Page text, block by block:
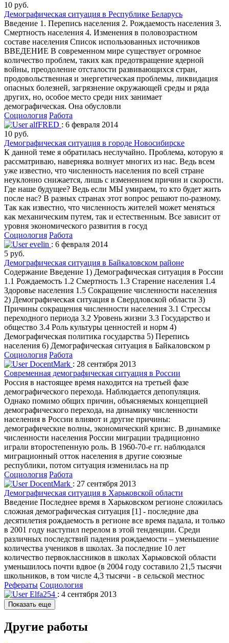
10 руб.
Демографическая ситуация в Республике Беларусь
Введение 1. Перепись населения 2. Рождаемость населения 3.
Смертность населения 4. Изменения в половозрастном
составе населения Список использованных источников
ВВЕДЕНИЕ В современном мире существует огромное
количество проблем, таких как предотвращение ядерной
войны, преодоление отсталости развивающихся стран,
продовольственная и энергетическая проблемы, ликвидация
опасных болезней, загрязнение окружающей среды и ряда
других, но, особое место среди них занимает
демографическая. Она обусловли
Социология Работа
alfFRED : 6 февраля 2014
10 руб.
Демографическая ситуация в городе Новосибирске
К данной теме я обратилась неслучайно. Проблема, которую я
рассматриваю, наверняка волнует многих из нас. Ведь всем
уже известно, что численность населения по всей стране
неуклонно снижается, лишь с изменением причин и скорости.
Где наше будущее? Ведь если МЫ умираем, то кто будет жить
после нас? В разных странах этот вопрос решают по-разному.
Так как известно, что численность жителей может меняться
как механическим путем, так и естественным. Все зависит от
уровня экономического развития в госуд
Социология Работа
evelin : 6 февраля 2014
5 руб.
Демографическая ситуация в Байкаловском районе
Содержание Введение 1) Демографическая ситуация в России
1.1 Рождаемость 1.2 Смертность 1.3 Старение населения 1.4
Здоровье населения 1.5 Сокращение численности населения
2) Демографическая ситуация в Свердловской области 3)
Причины сокращения численности населения 3.1 Стрессы
переходного периода 3.2 Уровень жизни 3.3 Государство и
общество 3.4 Роль культуры ценностей и норм 4)
Демографическая политика государства 5) Перепись
населения 6) Демографическая ситуация в Байкаловском р
Социология Работа
DocentMark : 28 сентября 2013
Современная демографическая ситуация в России
Россия в настоящее время находится на третьей фазе
демографического перехода. Наблюдается депопуляция.
Однако помимо общих причин, объясняемых концепцией
демографического перехода, на динамику численности
населения в России влияют и другие причины:
демографические волны, экономический кризис. В динамике
численности населения России миграции традиционно
играли второстепенную роль. В 1960-70-е гг. наблюдался
миграционный отток населения в другие союзные
республики, потом ситуация изменилась на пр
Социология Работа
DocentMark : 27 сентября 2013
Демографическая ситуация в Харьковской области
Введение Последнее время в Харьковском регионе сложилась
сложная демографическая ситуация [1] - последние два
десятилетия рождаемость в регионе все время падала, и только
в 2001 году наступил перелом в этой тенденции. Среди
различных последствий падения рождаемости – уменьшение
количества учеников в школах. За последние 10 лет
количество первоклассников в школах Харьковской области
уменьшилось почти вдвое (в 2004 году составило 21,5 тысячи
школьников, в том числе 4,3 тысячи - в сельской местнос
Рефераты Социология
Elfa254 : 4 сентября 2013
Показать еще
Другие работы